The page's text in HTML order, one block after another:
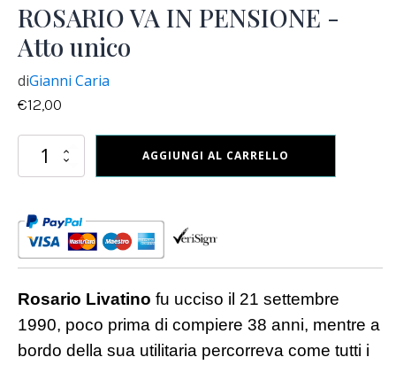
ROSARIO VA IN PENSIONE -
Atto unico
diGianni Caria
€12,00
ROSARIO
-
Atto
unico
quantità
AGGIUNGI AL CARRELLO
Rosario Livatino fu ucciso il 21 settembre
1990, poco prima di compiere 38 anni, mentre a
bordo della sua utilitaria per­correva come tutti i